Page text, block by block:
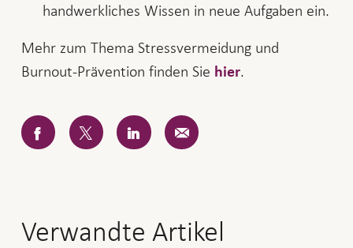
handwerkliches Wissen in neue Aufgaben ein.
Mehr zum Thema Stressvermeidung und
Burnout-Prävention finden Sie hier.
FacebookTwitterLinkedIn
E-
Mail
Verwandte Artikel